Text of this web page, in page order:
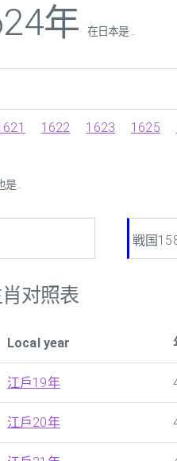
年 在日本是 ...
1622 1623 1625
是...
戦国
对照表
Local year
江戶19年
江戶20年